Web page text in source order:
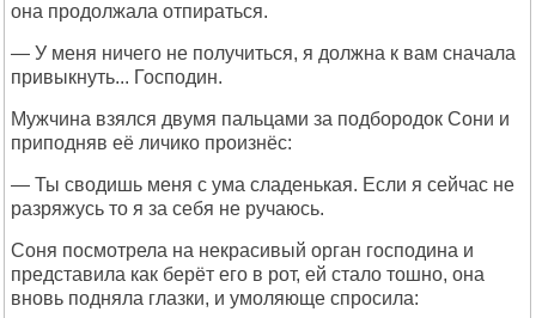
она продолжала отпираться.
— У меня ничего не получиться, я должна к вам сначала
привыкнуть... Господин.
Мужчина взялся двумя пальцами за подбородок Сони и
приподняв её личико произнёс:
— Ты сводишь меня с ума сладенькая. Если я сейчас не
разряжусь то я за себя не ручаюсь.
Соня посмотрела на некрасивый орган господина и
представила как берёт его в рот, ей стало тошно, она
вновь подняла глазки, и умоляюще спросила: